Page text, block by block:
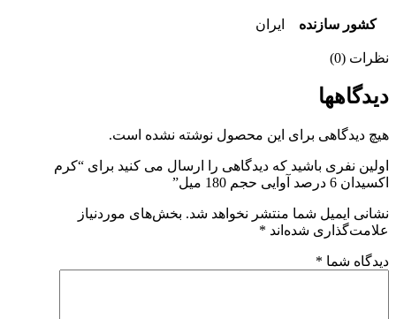
سازنده ایران
(0)
دیدگاهی برای این محصول نوشته نشده است.
نفری باشید که دیدگاهی را ارسال می کنید برای “کرم
آوایی حجم 180 میل”
ایمیل شما منتشر نخواهد شد. بخش‌های موردنیاز
شده‌اند*
شما*